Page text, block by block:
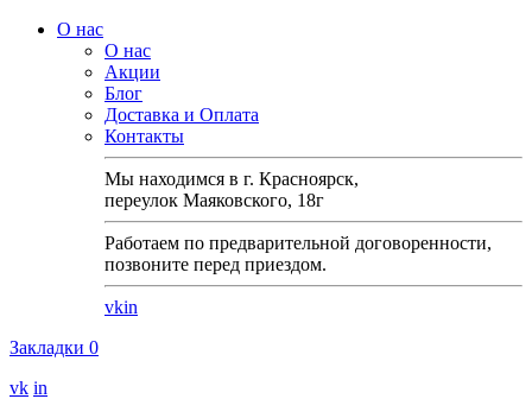
О нас
О нас
Акции
Блог
Доставка и Оплата
Контакты
Мы находимся в г. Красноярск,
переулок Маяковского, 18г
Работаем по предварительной договоренности,
позвоните перед приездом.
vkin
Закладки 0
vk in